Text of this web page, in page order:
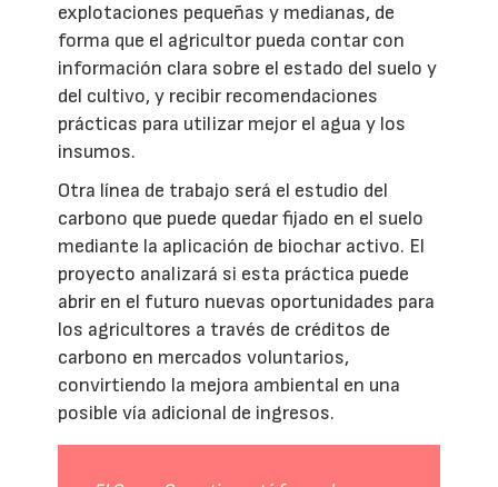
explotaciones pequeñas y medianas, de
forma que el agricultor pueda contar con
información clara sobre el estado del suelo y
del cultivo, y recibir recomendaciones
prácticas para utilizar mejor el agua y los
insumos.
Otra línea de trabajo será el estudio del
carbono que puede quedar fijado en el suelo
mediante la aplicación de biochar activo. El
proyecto analizará si esta práctica puede
abrir en el futuro nuevas oportunidades para
los agricultores a través de créditos de
carbono en mercados voluntarios,
convirtiendo la mejora ambiental en una
posible vía adicional de ingresos.